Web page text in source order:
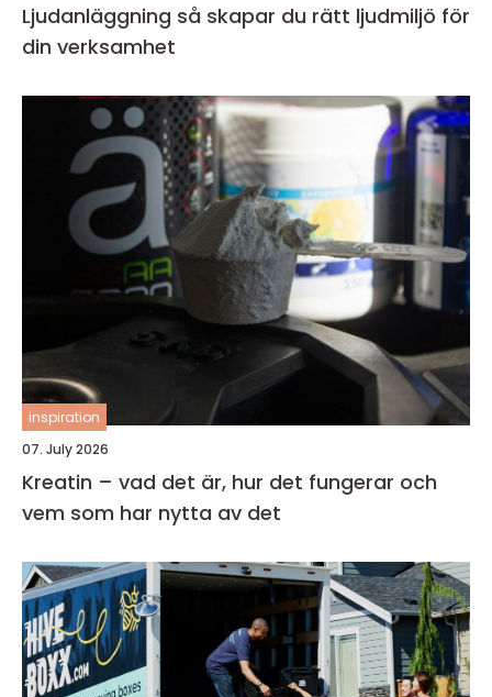
Ljudanläggning så skapar du rätt ljudmiljö för
din verksamhet
inspiration
07. July 2026
Kreatin – vad det är, hur det fungerar och
vem som har nytta av det